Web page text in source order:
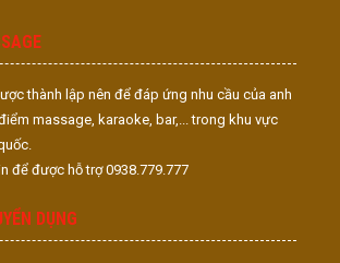
thành lập nên để đáp ứng nhu cầu của anh
massage, karaoke, bar,... trong khu vực
để được hỗ trợ 0938.779.777
DỤNG